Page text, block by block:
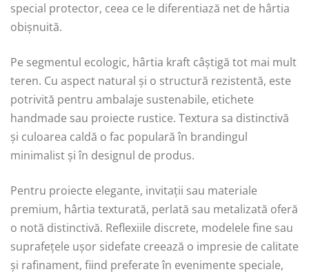
special protector, ceea ce le diferentiază net de hârtia
obișnuită.
Pe segmentul ecologic, hârtia kraft câștigă tot mai mult
teren. Cu aspect natural și o structură rezistentă, este
potrivită pentru ambalaje sustenabile, etichete
handmade sau proiecte rustice. Textura sa distinctivă
și culoarea caldă o fac populară în brandingul
minimalist și în designul de produs.
Pentru proiecte elegante, invitații sau materiale
premium, hârtia texturată, perlată sau metalizată oferă
o notă distinctivă. Reflexiile discrete, modelele fine sau
suprafețele ușor sidefate creează o impresie de calitate
și rafinament, fiind preferate în evenimente speciale,